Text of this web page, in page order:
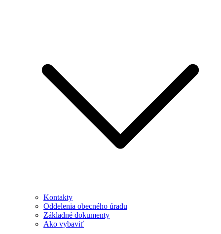
Kontakty
Oddelenia obecného úradu
Základné dokumenty
Ako vybaviť